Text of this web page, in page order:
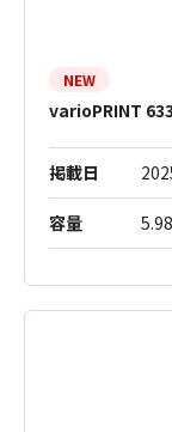
NEW
varioPRINT
掲載日
容量